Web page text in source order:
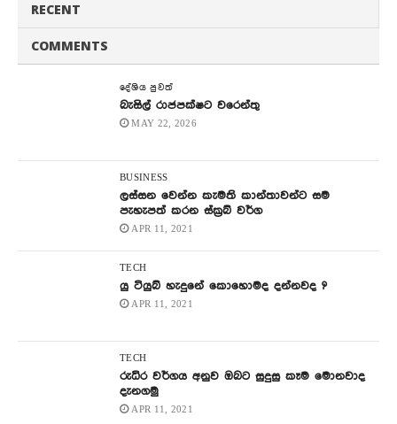
RECENT
COMMENTS
දේශිය පුවත්
බැසිල් රාජපක්ෂට වරෙන්තු
MAY 22, 2026
BUSINESS
ලස්සන වෙන්න කැමති කාන්තාවන්ට සම
පැහැපත් කරන ස්ක්‍රබ් වර්ග
APR 11, 2021
TECH
යු ටියුබ් හැදුනේ කොහොමද දන්නවද ?
APR 11, 2021
TECH
රුධිර වර්ගය අනුව ඔබට සුදුසු කෑම මොනවාද
දැනගමු
APR 11, 2021